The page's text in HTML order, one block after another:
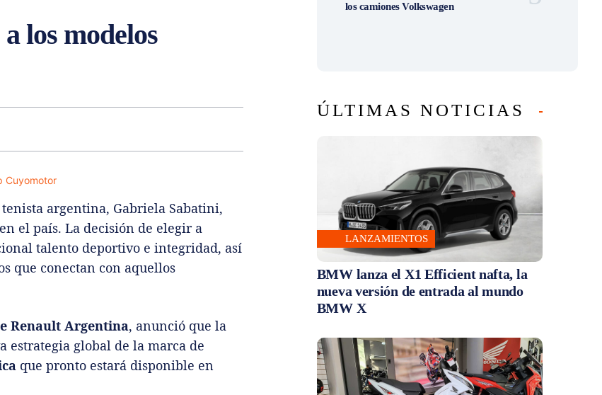
los modelos
argentina, Gabriela Sabatini,
el país. La decisión de elegir a
talento deportivo e integridad, así
que conectan con aquellos
Renault Argentina, anunció que la
estrategia global de la marca de
que pronto estará disponible en
los camiones Volkswagen
ÚLTIMAS NOTICIAS
LANZAMIENTOS
BMW lanza el X1 Efficient nafta, la
nueva versión de entrada al mundo
BMW X